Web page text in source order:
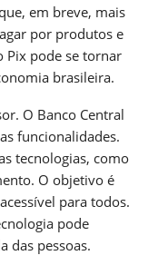
em breve, mais
por produtos e
Pix pode se tornar
brasileira.
O Banco Central
funcionalidades.
tecnologias, como
O objetivo é
para todos.
pode
das pessoas.